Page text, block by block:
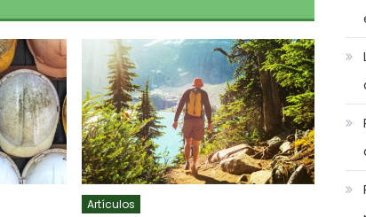
Artículos